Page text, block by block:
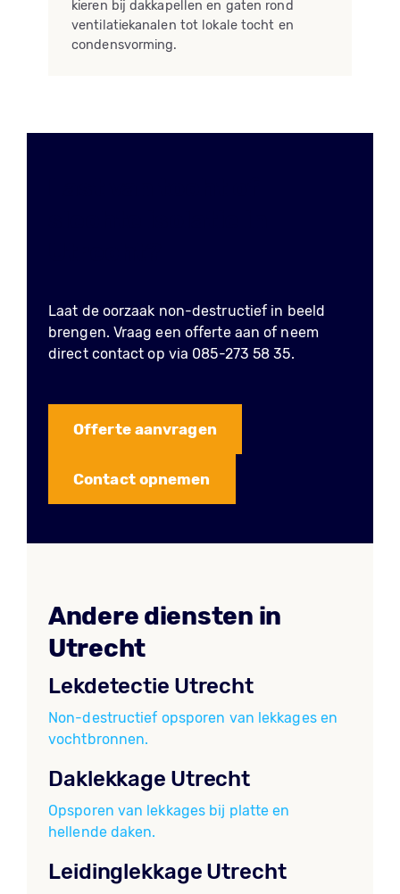
kieren bij dakkapellen en gaten rond
ventilatiekanalen tot lokale tocht en
condensvorming.
Laat de oorzaak non-destructief in beeld
brengen. Vraag een offerte aan of neem
direct contact op via 085-273 58 35.
Offerte aanvragen
Contact opnemen
Andere diensten in
Utrecht
Lekdetectie Utrecht
Non-destructief opsporen van lekkages en
vochtbronnen.
Daklekkage Utrecht
Opsporen van lekkages bij platte en
hellende daken.
Leidinglekkage Utrecht